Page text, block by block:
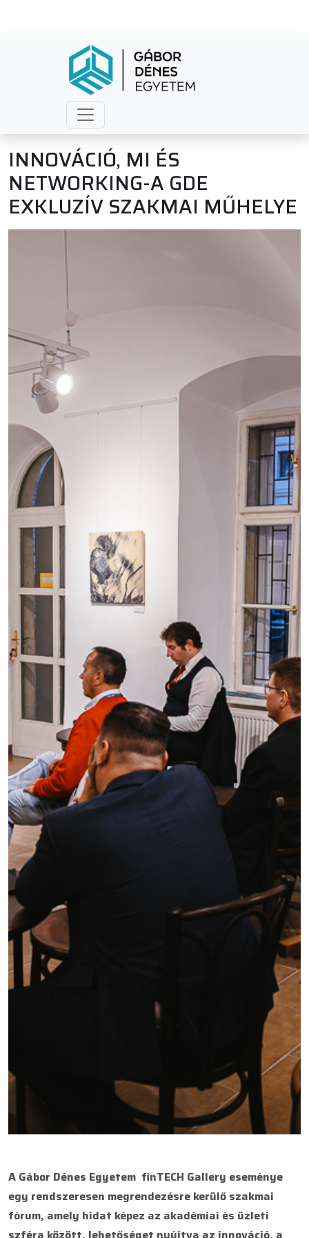
INNOVÁCIÓ, MI ÉS
NETWORKING-A GDE
EXKLUZÍV SZAKMAI MŰHELYE
A Gábor Dénes Egyetem finTECH Gallery eseménye
egy rendszeresen megrendezésre kerülő szakmai
fórum, amely hidat képez az akadémiai és üzleti